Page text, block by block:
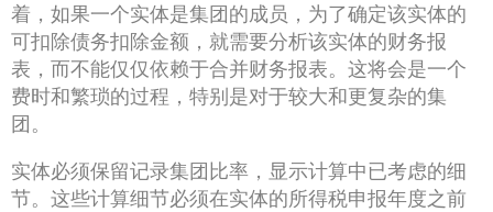
着，如果一个实体是集团的成员，为了确定该实体的
可扣除债务扣除金额，就需要分析该实体的财务报
表，而不能仅仅依赖于合并财务报表。这将会是一个
费时和繁琐的过程，特别是对于较大和更复杂的集
团。
实体必须保留记录集团比率，显示计算中已考虑的细
节。这些计算细节必须在实体的所得税申报年度之前